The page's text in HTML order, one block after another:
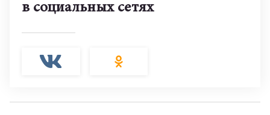
в социальных сетях